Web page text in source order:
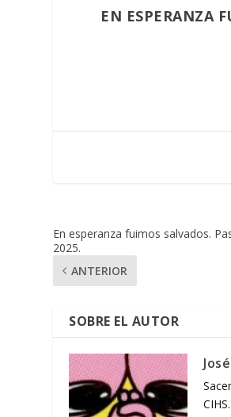
EN ESPERANZA
En esperanza fuimos salvados.
2025.
ANTERIOR
SOBRE EL AUTOR